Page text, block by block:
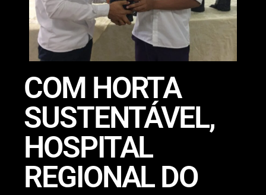
COM HORTA
SUSTENTÁVEL,
HOSPITAL
REGIONAL DO